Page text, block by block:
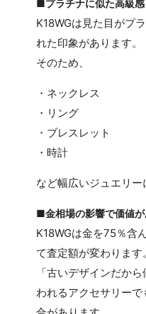
■プラチナに似た高級感
K18WGは見た目がプ
れた印象があります。
そのため、
・ネックレス
・リング
・ブレスレット
・時計
など幅広いジュエリー
■金相場の影響で価値が
K18WGは金を75％含
て査定額が変わります。
「古いデザインだか
われるアクセサリー